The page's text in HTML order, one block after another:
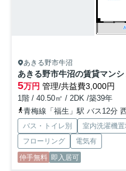
あきる野市牛沼
あきる野市牛沼の賃貸マン
5万円 管理/共益費3,000円
1階 / 40.50㎡ / 2DK /築39年
青梅線「福生」駅 バス12分 西東
バス・トイレ別 室内洗濯機
フローリング
電気有
仲手無料 即入居可